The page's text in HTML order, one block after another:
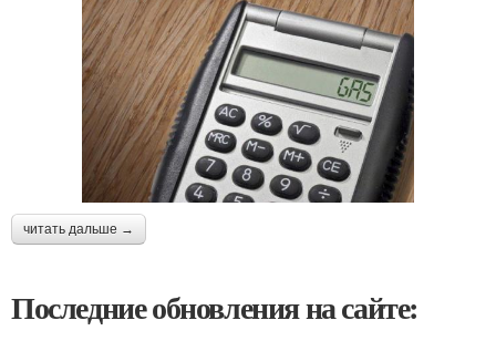
читать дальше →
Последние обновления на сайте: